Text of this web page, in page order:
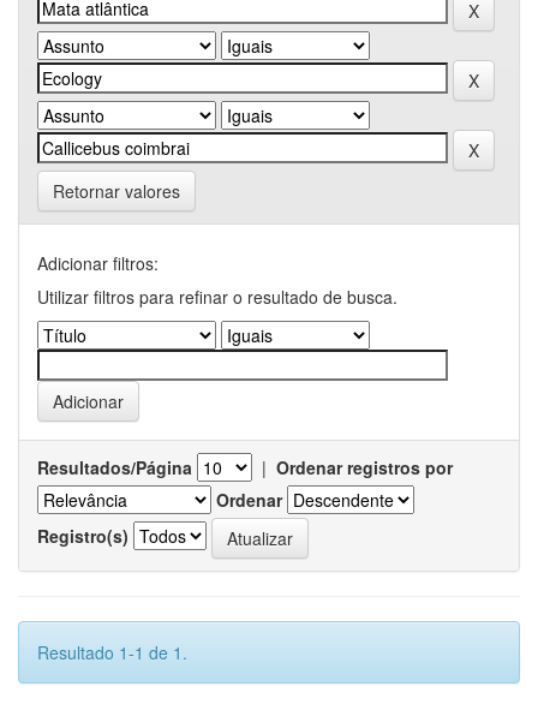
Retornar valores
Adicionar filtros:
Utilizar filtros para refinar o resultado de busca.
Resultados/Página | Ordenar registros por
Ordenar
Registro(s)
Resultado 1-1 de 1.